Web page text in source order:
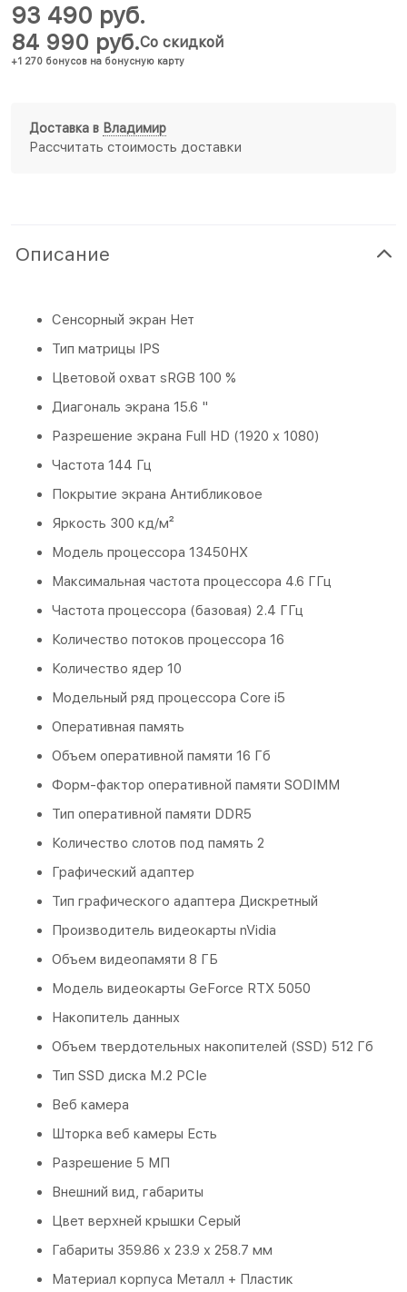
84 990 руб.
+1 270 бонусов на бонусную карту
Со скидкой
93 490 руб.
Доставка в Владимир
Рассчитать стоимость доставки
Описание
Сенсорный экран Нет
Тип матрицы IPS
Цветовой охват sRGB 100 %
Диагональ экрана 15.6 "
Разрешение экрана Full HD (1920 x 1080)
Частота 144 Гц
Покрытие экрана Антибликовое
Яркость 300 кд/м²
Модель процессора 13450HX
Максимальная частота процессора 4.6 ГГц
Частота процессора (базовая) 2.4 ГГц
Количество потоков процессора 16
Количество ядер 10
Модельный ряд процессора Core i5
Оперативная память
Объем оперативной памяти 16 Гб
Форм-фактор оперативной памяти SODIMM
Тип оперативной памяти DDR5
Количество слотов под память 2
Графический адаптер
Тип графического адаптера Дискретный
Производитель видеокарты nVidia
Объем видеопамяти 8 ГБ
Модель видеокарты GeForce RTX 5050
Накопитель данных
Объем твердотельных накопителей (SSD) 512 Гб
Тип SSD диска M.2 PCIe
Веб камера
Шторка веб камеры Есть
Разрешение 5 МП
Внешний вид, габариты
Цвет верхней крышки Серый
Габариты 359.86 x 23.9 x 258.7 мм
Материал корпуса Металл + Пластик